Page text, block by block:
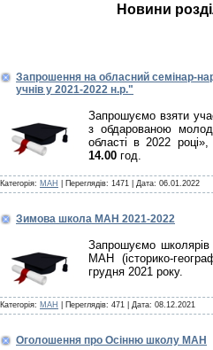
Новини
Запрошення на обласний семінар-
учнів у 2021-2022 н.р."
Запрошуємо взяти
з обдарованою
області в 2022
14.00 год.
Категорія: МАН | Переглядів: 1471 | Дата: 06.01.2022
Зимова школа МАН 2021-2022
Запрошуємо школярів
МАН (історико-
грудня 2021 року.
Категорія: МАН | Переглядів: 471 | Дата: 08.12.2021
Оголошення про Осінню школу МАН